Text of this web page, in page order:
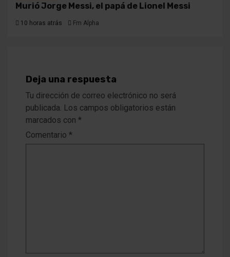
Murió Jorge Messi, el papá de Lionel Messi
10 horas atrás Fm Alpha
Deja una respuesta
Tu dirección de correo electrónico no será
publicada. Los campos obligatorios están
marcados con *
Comentario *